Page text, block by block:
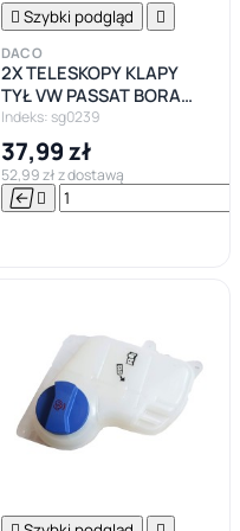


 Szybki podgląd 
DACO
2X TELESKOPY KLAPY
TYŁ VW PASSAT BORA
AUDI A4 FABI
Indeks: sg0239
37,99 zł
52,99 zł z dostawą
 